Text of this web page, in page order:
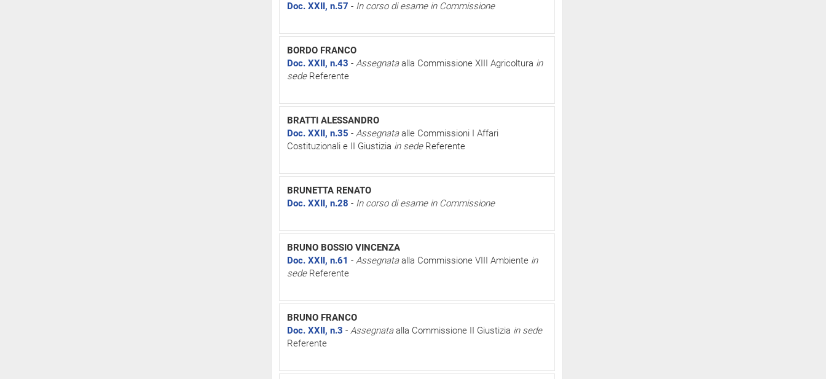
Doc. XXII, n.57 - In corso di esame in Commissione
BORDO FRANCO
Doc. XXII, n.43 - Assegnataalla Commissione XIII Agricoltura in
sedeReferente
BRATTI ALESSANDRO
Doc. XXII, n.35 - Assegnataalle Commissioni I Affari
Costituzionali e II Giustizia in sedeReferente
BRUNETTA RENATO
Doc. XXII, n.28 - In corso di esame in Commissione
BRUNO BOSSIO VINCENZA
Doc. XXII, n.61 - Assegnataalla Commissione VIII Ambiente in
sedeReferente
BRUNO FRANCO
Doc. XXII, n.3 - Assegnataalla Commissione II Giustizia in sede
Referente